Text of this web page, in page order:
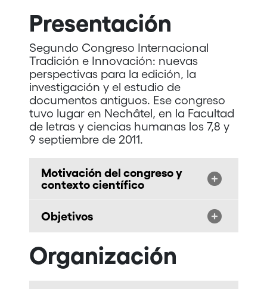
Presentación
Segundo Congreso Internacional
Tradición e Innovación: nuevas
perspectivas para la edición, la
investigación y el estudio de
documentos antiguos. Ese congreso
tuvo lugar en Nechâtel, en la Facultad
de letras y ciencias humanas los 7,8 y
9 septiembre de 2011.
Motivación del congreso y
contexto científico
Objetivos
Organización